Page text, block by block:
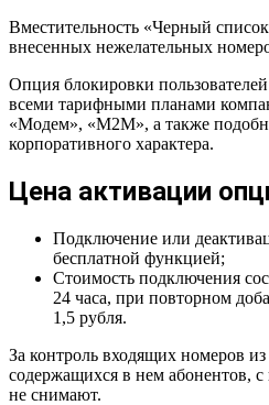
Вместительность «Черный
внесенных нежелательных
Опция блокировки пользователей
всеми тарифными планами
«Модем», «М2М», а также
корпоративного характера.
Цена активации
Подключение или
бесплатной функцией;
Стоимость подключения
24 часа, при повторном
1,5 рубля.
За контроль входящих номеров
содержащихся в нем абонентов, с
не снимают.